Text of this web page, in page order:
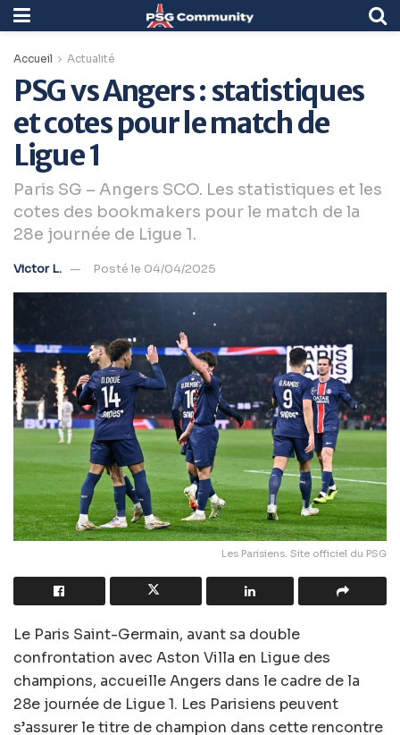
Accueil Actualité
PSG vs Angers : statistiques
et cotes pour le match de
Ligue 1
Paris SG – Angers SCO. Les statistiques et les
cotes des bookmakers pour le match de la
28e journée de Ligue 1.
Victor L. Posté le 04/04/2025
Les Parisiens. Site officiel du PSG
Le Paris Saint-Germain, avant sa double
confrontation avec Aston Villa en Ligue des
champions, accueille Angers dans le cadre de la
28e journée de Ligue 1. Les Parisiens peuvent
s’assurer le titre de champion dans cette rencontre